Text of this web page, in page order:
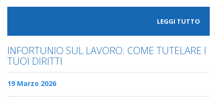
LEGGI TUTTO
INFORTUNIO SUL LAVORO: COME TUTELARE I
TUOI DIRITTI
19 Marzo 2026